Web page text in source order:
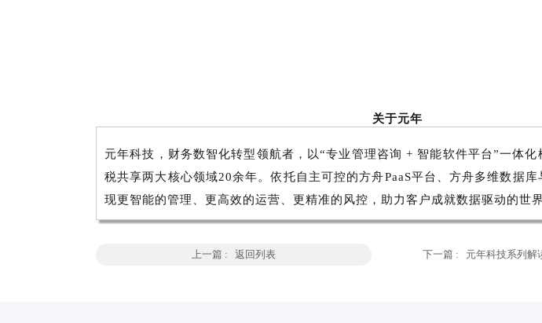
关于元年
元年科技，财务数智化转型领航者，以“专业管理咨询 + 智能软件平台”一体
税共享两大核心领域20余年。依托自主可控的方舟PaaS平台、方舟多维数据
现更智能的管理、更高效的运营、更精准的风控，助力客户成就数据驱动的世
上一篇 : 返回列表 下一篇 :
元年科技系列解